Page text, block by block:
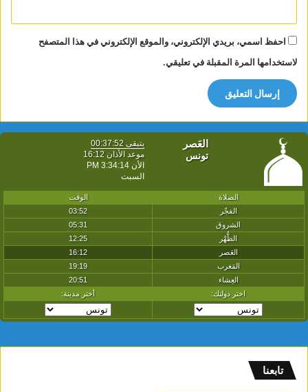
احفظ اسمي، بريدي الإلكتروني، والموقع الإلكتروني في هذا المتصفح
لاستخدامها المرة المقبلة في تعليقي.
تابعنا